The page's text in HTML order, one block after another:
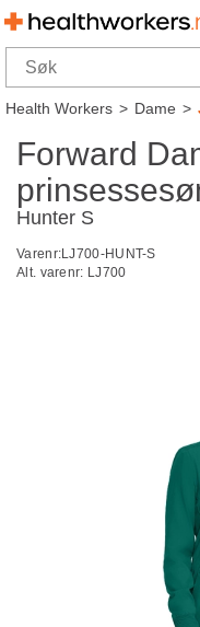
Health Workers>Dame>
Forward
Hunter S
Varenr:LJ700-HUNT-S
Alt. varenr: LJ700